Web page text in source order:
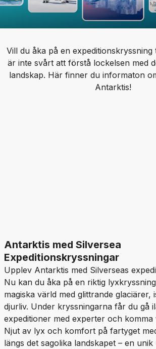
Vill du åka på en expeditionskryssning
är inte svårt att förstå lockelsen med
landskap. Här finner du informaton
Antarktis!
Antarktis med Silversea
Expeditionskryssningar
Upplev Antarktis med Silverseas
Nu kan du åka på en riktig
magiska värld med glittrande glaciärer,
djurliv. Under kryssningarna får du gå
expeditioner med experter och komma
Njut av lyx och komfort på fartyget
längs det sagolika landskapet – en